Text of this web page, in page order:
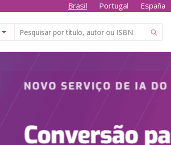
Brasil Portugal España